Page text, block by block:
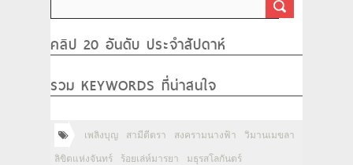
คลิป 20 อันดับ ประจำสัปดาห์
รวม KEYWORDS ที่น่าสนใจ
เพลิงบุญ สามีตีตรา สงครามนางฟ้า วิมานเมขลา
ลิขิตแห่งจันทร์ ร้อยเล่ห์มารยา มธุรสโลกันตร์